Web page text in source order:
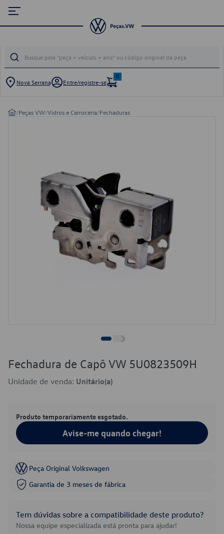
Nova Serrana Entre/registre-se
0
/Peças VW/Vidros e Carroceria/Fechaduras
Fechadura de Capô VW 5U0823509H
Unidade de venda: Unitário(a)
Produto temporariamente esgotado.
Avise-me quando chegar!
Peça Original Volkswagen
Garantia de 3 meses de fábrica
Tem dúvidas sobre a compatibilidade deste produto?
Nossa equipe especializada está pronta para ajudar!